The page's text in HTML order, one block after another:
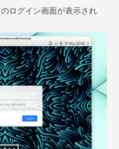
ログイン画面が表示され